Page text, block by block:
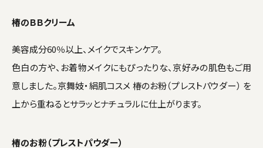
椿のＢＢクリーム
美容成分60％以上、メイクでスキンケア。
色白の方や、お着物メイクにもぴったりな、京好みの肌色もご用
意しました。京舞妓・絹肌コスメ 椿のお粉（プレストパウダー） を
上から重ねるとサラッとナチュラルに仕上がります。
椿のお粉（プレストパウダー）